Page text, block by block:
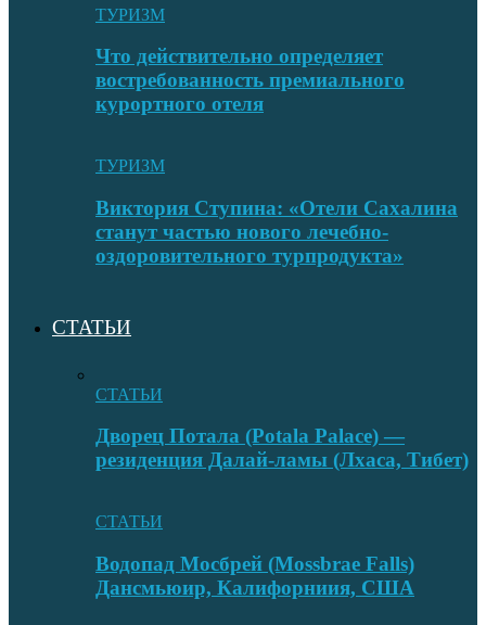
ТУРИЗМ
Что действительно определяет
востребованность премиального
курортного отеля
ТУРИЗМ
Виктория Ступина: «Отели Сахалина
станут частью нового лечебно-
оздоровительного турпродукта»
СТАТЬИ
СТАТЬИ
Дворец Потала (Potala Palace) —
резиденция Далай-ламы (Лхаса, Тибет)
СТАТЬИ
Водопад Мосбрей (Mossbrae Falls)
Дансмьюир, Калифорниия, США